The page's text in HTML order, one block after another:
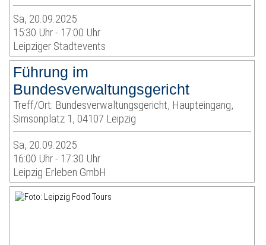
Sa, 20.09.2025
15:30 Uhr - 17:00 Uhr
Leipziger Stadtevents
Führung im
Bundesverwaltungsgericht
Treff/Ort: Bundesverwaltungsgericht, Haupteingang,
Simsonplatz 1, 04107 Leipzig
Sa, 20.09.2025
16:00 Uhr - 17:30 Uhr
Leipzig Erleben GmbH